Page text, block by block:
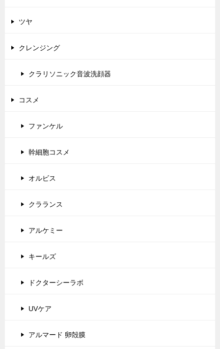
ツヤ
クレンジング
クラリソニック音波洗顔器
コスメ
ファンケル
幹細胞コスメ
オルビス
クラランス
アルケミー
キールズ
ドクターシーラボ
UVケア
アルマード 卵殻膜